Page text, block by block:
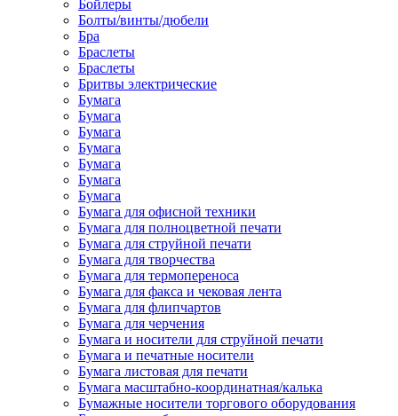
Бойлеры
Болты/винты/дюбели
Бра
Браслеты
Браслеты
Бритвы электрические
Бумага
Бумага
Бумага
Бумага
Бумага
Бумага
Бумага
Бумага для офисной техники
Бумага для полноцветной печати
Бумага для струйной печати
Бумага для творчества
Бумага для термопереноса
Бумага для факса и чековая лента
Бумага для флипчартов
Бумага для черчения
Бумага и носители для струйной печати
Бумага и печатные носители
Бумага листовая для печати
Бумага масштабно-координатная/калька
Бумажные носители торгового оборудования